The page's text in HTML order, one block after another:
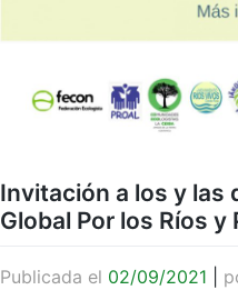
Invitación a los y las
Global Por los Ríos y
Publicada el 02/09/2021